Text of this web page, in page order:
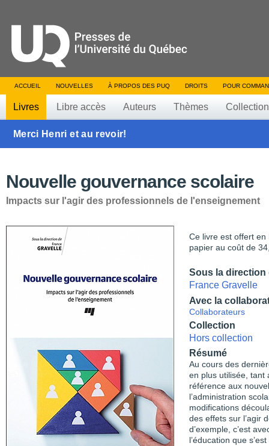
ACCUEIL NOUVELLES À PROPOS DES PUQ DROITS POUR
Livres Libre accès Auteurs Thèmes
Merci Henri et au revoir!
Nouvelle gouvernance scolaire
Impacts sur l'agir des professionnels de l'enseignement
Ce livre est offert en
papier au coût de
Sous la direction
France Gravelle
Avec la
Collaborateurs
Collection
Hors collection
Résumé
Au cours des
en plus utilisée, tant
référence aux
l’administration
modifications
des effets sur l’agir
d’exemple, c’est
l’éducation que